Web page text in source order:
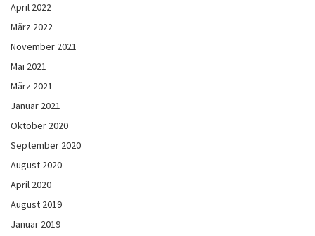
April 2022
März 2022
November 2021
Mai 2021
März 2021
Januar 2021
Oktober 2020
September 2020
August 2020
April 2020
August 2019
Januar 2019